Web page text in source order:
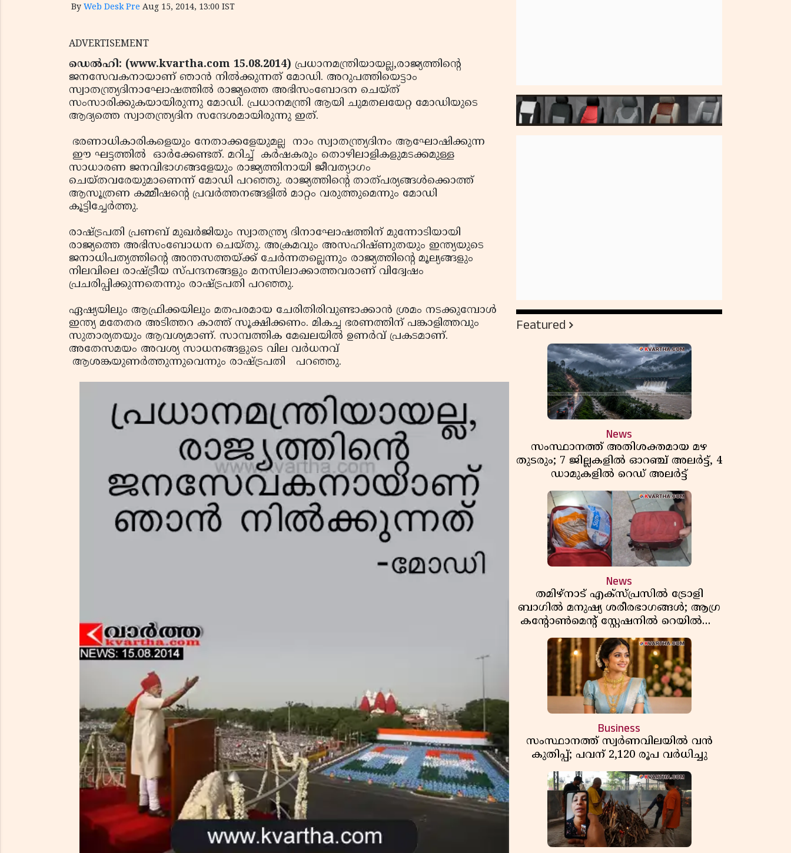
By Web Desk Pre Aug 15, 2014, 13:00 IST
ADVERTISEMENT
ഡെല്‍ഹി: (www.kvartha.com 15.08.2014) പ്രധാനമന്ത്രിയായല്ല,രാജ്യത്തിന്റെ
ജനസേവകനായാണ് ഞാന്‍ നില്‍ക്കുന്നത് മോഡി. അറുപത്തിയെട്ടാം
സ്വാതന്ത്ര്യദിനാഘോഷത്തില്‍ രാജ്യത്തെ അഭിസംബോദന ചെയ്ത്
സംസാരിക്കുകയായിരുന്നു മോഡി. പ്രധാനമന്ത്രി ആയി ചുമതലയേറ്റ മോഡിയുടെ
ആദ്യത്തെ സ്വാതന്ത്ര്യദിന സന്ദേശമായിരുന്നു ഇത്.
ഭരണാധികാരികളെയും നേതാക്കളേയുമല്ല നാം സ്വാതന്ത്ര്യദിനം ആഘോഷിക്കുന്ന
ഈ ഘട്ടത്തില്‍ ഓര്‍ക്കേണ്ടത്. മറിച്ച് കര്‍ഷകരും തൊഴിലാളികളുമടക്കമുള്ള
സാധാരണ ജനവിഭാഗങ്ങളേയും രാജ്യത്തിനായി ജീവത്യാഗം
ചെയ്തവരേയുമാണെന്ന് മോഡി പറഞ്ഞു. രാജ്യത്തിന്റെ താത്പര്യങ്ങള്‍ക്കൊത്ത്
ആസൂത്രണ കമ്മീഷന്റെ പ്രവര്‍ത്തനങ്ങളില്‍ മാറ്റം വരുത്തുമെന്നും മോഡി
കൂട്ടിച്ചേര്‍ത്തു.
രാഷ്ട്രപതി പ്രണബ് മുഖര്‍ജിയും സ്വാതന്ത്ര്യ ദിനാഘോഷത്തിന് മുന്നോടിയായി
രാജ്യത്തെ അഭിസംബോധന ചെയ്തു. അക്രമവും അസഹിഷ്ണുതയും ഇന്ത്യയുടെ
ജനാധിപത്യത്തിന്റെ അന്തസത്തയ്ക്ക് ചേര്‍ന്നതല്ലെന്നും രാജ്യത്തിന്റെ മൂല്യങ്ങളും
നിലവിലെ രാഷ്ട്രീയ സ്പന്ദനങ്ങളും മനസിലാക്കാത്തവരാണ് വിദ്വേഷം
പ്രചരിപ്പിക്കുന്നതെന്നും രാഷ്ട്രപതി പറഞ്ഞു.
ഏഷ്യയിലും ആഫ്രിക്കയിലും മതപരമായ ചേരിതിരിവുണ്ടാക്കാന്‍ ശ്രമം നടക്കുമ്പോള്‍
ഇന്ത്യ മതേതര അടിത്തറ കാത്ത് സൂക്ഷിക്കണം. മികച്ച ഭരണത്തിന് പങ്കാളിത്തവും
സുതാര്യതയും ആവശ്യമാണ്. സാമ്പത്തിക മേഖലയില്‍ ഉണര്‍വ് പ്രകടമാണ്.
അതേസമയം അവശ്യ സാധനങ്ങളുടെ വില വര്‍ധനവ്
ആശങ്കയുണര്‍ത്തുന്നുവെന്നും രാഷ്ട്രപതി പറഞ്ഞു.
Featured
News
സംസ്ഥാനത്ത് അതിശക്തമായ മഴ
തുടരും; 7 ജില്ലകളിൽ ഓറഞ്ച് അലർട്ട്, 4
ഡാമുകളിൽ റെഡ് അലർട്ട്
News
തമിഴ്‌നാട് എക്സ്പ്രസിൽ ട്രോളി
ബാഗിൽ മനുഷ്യ ശരീരഭാഗങ്ങൾ; ആഗ്ര
കൻ്റോൺമെൻ്റ് സ്റ്റേഷനിൽ റെയിൽവേ
പൊലീസ് പരിശോധന
Business
സംസ്ഥാനത്ത് സ്വര്‍ണവിലയില്‍ വന്‍
കുതിപ്പ്; പവന് 2,120 രൂപ വര്‍ധിച്ചു